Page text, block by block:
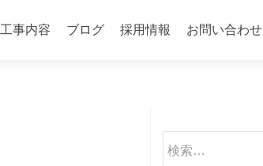
工事内容 ブログ 採用情報 お問い合わせ
索: